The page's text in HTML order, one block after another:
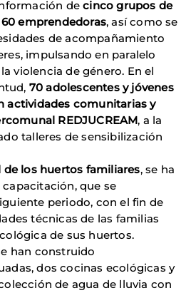
decinco grupos de
60 emprendedoras, así como se
de acompañamiento
impulsando en paralelo
violencia de género. En el
70 adolescentes y jóvenes
actividades comunitarias y
REDJUCREAM, a la
talleres de sensibilización
los huertos familiares, se ha
que se
periodo, con el fin de
técnicas de las familias
de sus huertos.
han construido
dos cocinas ecológicas y
de agua de lluvia con